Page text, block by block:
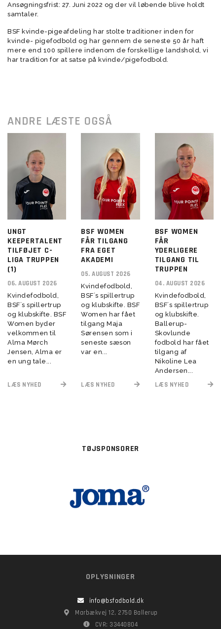
Ansøgningsfrist: 27. Juni 2022 og der vil løbende blive holdt
samtaler.
BSF kvinde-pigeafdeling har stolte traditioner inden for
kvinde- pigefodbold og har gennem de seneste 50 år haft
mere end 100 spillere indenom de forskellige landshold, vi
har tradition for at satse på kvinde/pigefodbold.
ANDRE LÆSTE OGSÅ
UNGT
KEEPERTALENT
TILFØJET C-
LIGA TRUPPEN
(1)
06. AUGUST 2026
Kvindefodbold,
BSF´s spillertrup
og klubskifte. BSF
Women byder
velkommen til
Alma Mørch
Jensen, Alma er
en ung tale...
LÆS NYHED
BSF WOMEN
FÅR TILGANG
FRA EGET
AKADEMI
05. AUGUST 2026
Kvindefodbold,
BSF´s spillertrup
og klubskifte. BSF
Women har fået
tilgang Maja
Sørensen som i
seneste sæson
var en...
LÆS NYHED
BSF WOMEN
FÅR
YDERLIGERE
TILGANG TIL
TRUPPEN
04. AUGUST 2026
Kvindefodbold,
BSF´s spillertrup
og klubskifte.
Ballerup-
Skovlunde
fodbold har fået
tilgang af
Nikoline Lea
Andersen...
LÆS NYHED
TØJSPONSORER
OPLYSNINGER
info@bsfodbold.dk
Marbækvej 12, 2750 Ballerup
CVR: 33440804